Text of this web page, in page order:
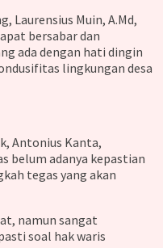
Laurensius Muin, A.Md,
bersabar dan
ada dengan hati dingin
lingkungan desa
Antonius Kanta,
belum adanya kepastian
tegas yang akan
namun sangat
soal hak waris